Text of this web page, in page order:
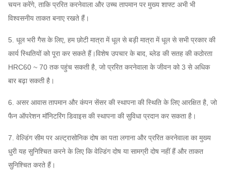
चयन करेंगे, ताकि प्ररित करनेवाला और उच्च तापमान पर मुख्य शाफ्ट अभी भी
विश्वसनीय ताकत बनाए रखते हैं।
5. धूल भरी गैस के लिए, हम छोटी मात्रा में धूल से बड़ी मात्रा में धूल से सभी प्रकार की
कार्य स्थितियों को पूरा कर सकते हैं।विशेष उपचार के बाद, ब्लेड की सतह की कठोरता
HRC60 ~ 70 तक पहुंच सकती है, जो प्ररित करनेवाला के जीवन को 3 से अधिक
बार बढ़ा सकती है।
6. असर आवास तापमान और कंपन सेंसर की स्थापना की स्थिति के लिए आरक्षित है, जो
फैन ऑपरेशन मॉनिटरिंग डिवाइस की स्थापना की सुविधा प्रदान कर सकता है।
7. वेल्डिंग सीम पर अल्ट्रासोनिक दोष का पता लगाना और प्ररित करनेवाला का मुख्य
धुरी यह सुनिश्चित करने के लिए कि वेल्डिंग दोष या सामग्री दोष नहीं हैं और ताकत
सुनिश्चित करते हैं।